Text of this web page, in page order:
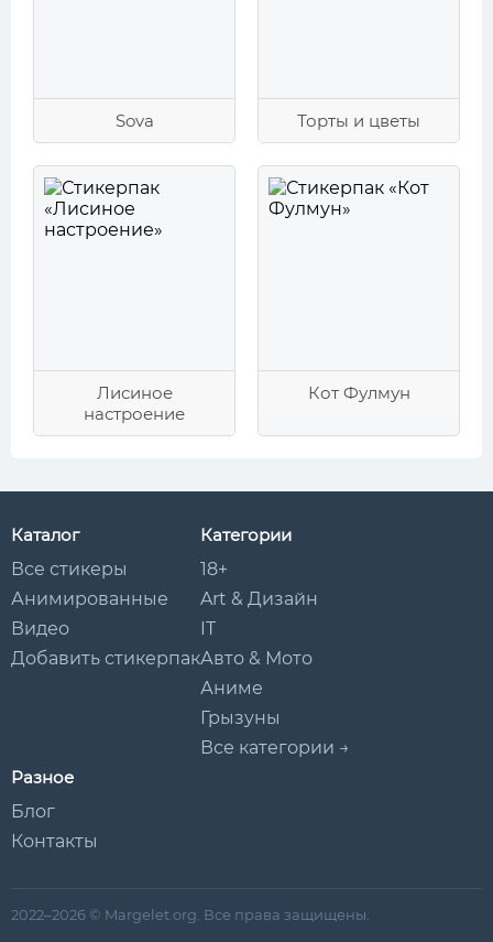
Sova Торты и цветы
Лисиное
настроение
Кот Фулмун
Каталог
Все стикеры
Анимированные
Видео
Добавить стикерпак
Категории
18+
Art & Дизайн
IT
Авто & Мото
Аниме
Грызуны
Все категории →
Разное
Блог
Контакты
2022–2026 © Margelet.org. Все права защищены.